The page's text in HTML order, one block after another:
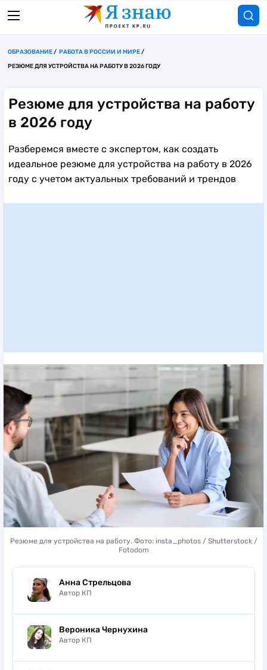
ОБРАЗОВАНИЕ
РАБОТА В РОССИИ И МИРЕ
РЕЗЮМЕ ДЛЯ УСТРОЙСТВА НА РАБОТУ В 2026 ГОДУ
Резюме для устройства на работу
в 2026 году
Разберемся вместе с экспертом, как создать
идеальное резюме для устройства на работу в 2026
году с учетом актуальных требований и трендов
Резюме для устройства на работу. Фото: insta_photos / Shutterstock /
Fotodom
Анна Стрельцова
Автор КП
Вероника Чернухина
Автор КП